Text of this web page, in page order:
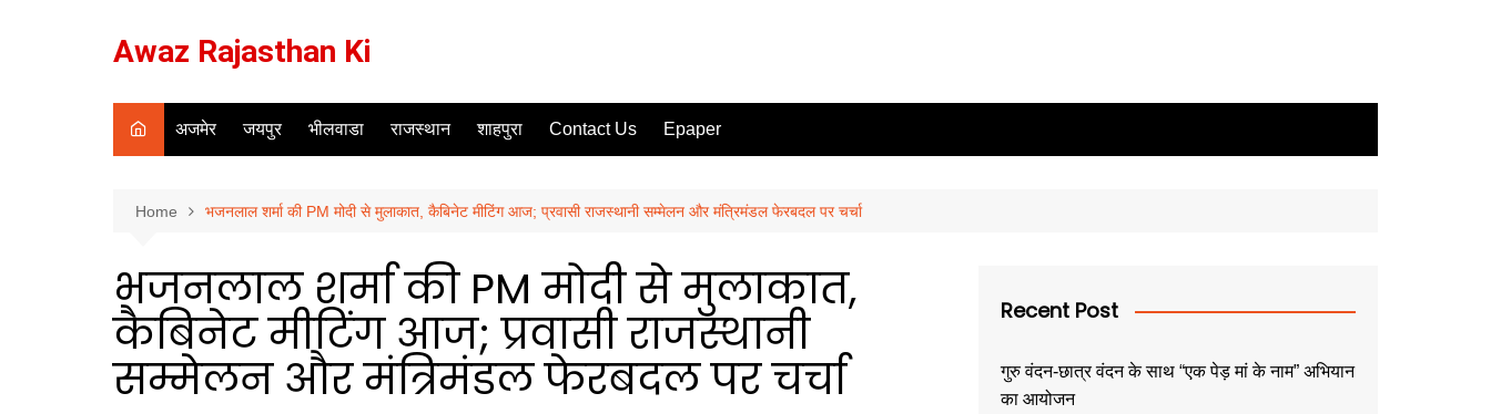
Awaz Rajasthan Ki
अजमेर जयपुर भीलवाडा राजस्थान शाहपुरा Contact Us Epaper
Home भजनलाल शर्मा की PM मोदी से मुलाकात, कैबिनेट मीटिंग आज; प्रवासी राजस्थानी सम्मेलन और मंत्रिमंडल फेरबदल पर चर्चा
भजनलाल शर्मा की PM मोदी से मुलाकात,
कैबिनेट मीटिंग आज; प्रवासी राजस्थानी
सम्मेलन और मंत्रिमंडल फेरबदल पर चर्चा
Recent Post
गुरु वंदन-छात्र वंदन के साथ “एक पेड़ मां के नाम” अभियान
का आयोजन